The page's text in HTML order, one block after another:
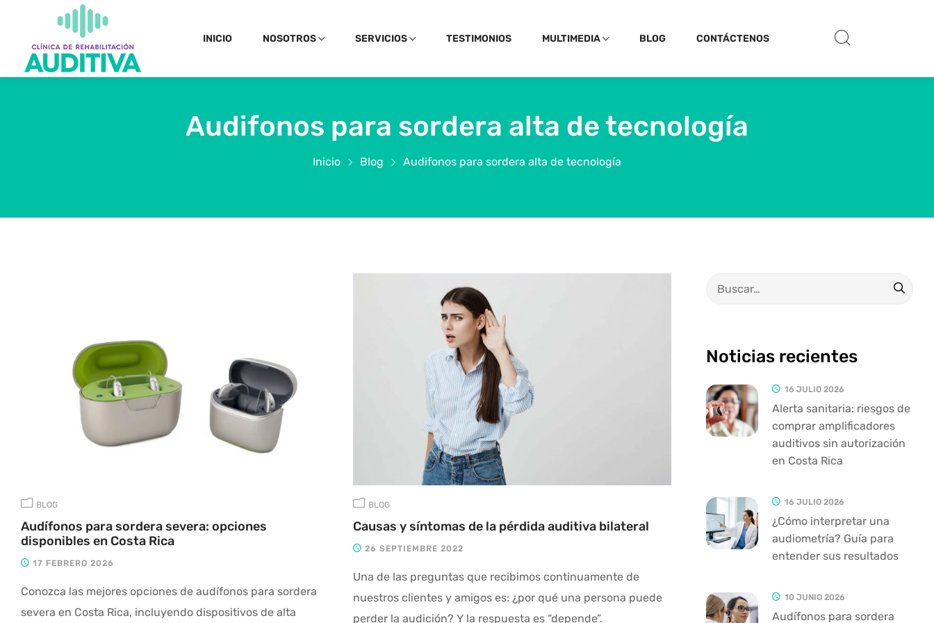
INICIO NOSOTROS SERVICIOS TESTIMONIOS MULTIMEDIA BLOG CONTÁCTENOS
Audifonos para sordera alta de tecnología
Inicio Blog Audifonos para sordera alta de tecnología
BLOG
Audífonos para sordera severa: opciones
disponibles en Costa Rica
17 FEBRERO 2026
Conozca las mejores opciones de audífonos para sordera
severa en Costa Rica, incluyendo dispositivos de alta
BLOG
Causas y síntomas de la pérdida auditiva bilateral
26 SEPTIEMBRE 2022
Una de las preguntas que recibimos continuamente de
nuestros clientes y amigos es: ¿por qué una persona puede
perder la audición? Y la respuesta es “depende”.
Noticias recientes
16 JULIO 2026
Alerta sanitaria: riesgos de
comprar amplificadores
auditivos sin autorización
en Costa Rica
16 JULIO 2026
¿Cómo interpretar una
audiometría? Guía para
entender sus resultados
10 JUNIO 2026
Audífonos para sordera